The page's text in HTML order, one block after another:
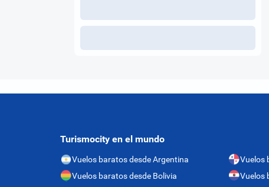
Turismocity en el mundo
Vuelos baratos desde Argentina
Vuelos baratos desde Bolivia
Vuelos
Vuelos